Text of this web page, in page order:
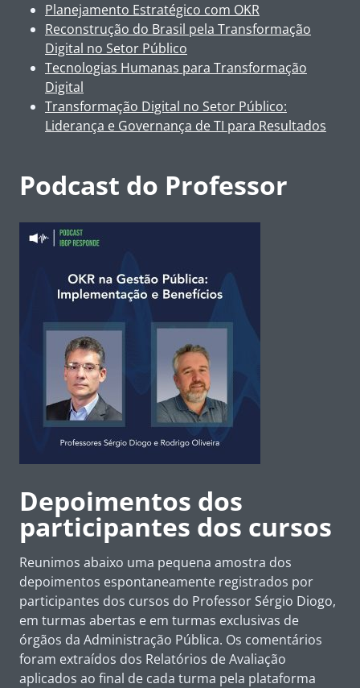
Planejamento Estratégico com OKR
Reconstrução do Brasil pela Transformação
Digital no Setor Público
Tecnologias Humanas para Transformação
Digital
Transformação Digital no Setor Público:
Liderança e Governança de TI para Resultados
Podcast do Professor
Depoimentos dos
participantes dos cursos
Reunimos abaixo uma pequena amostra dos
depoimentos espontaneamente registrados por
participantes dos cursos do Professor Sérgio Diogo,
em turmas abertas e em turmas exclusivas de
órgãos da Administração Pública. Os comentários
foram extraídos dos Relatórios de Avaliação
aplicados ao final de cada turma pela plataforma